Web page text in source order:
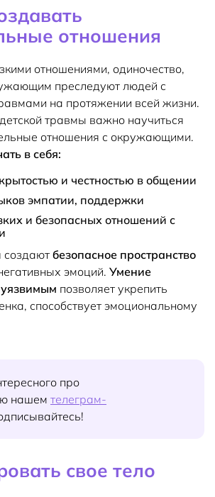
отношения
отношениями, одиночество,
преследуют людей с
на протяжении всей жизни.
травмы важно научиться
отношения с окружающими.
в себя:
и честностью в общении
эмпатии, поддержки
и безопасных отношений с
создают безопасное пространство
эмоций. Умение
позволяет укрепить
способствует эмоциональному
про
нашем телеграм-
свое тело